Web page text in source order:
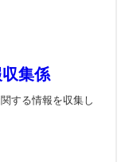
集係
する情報を収集し